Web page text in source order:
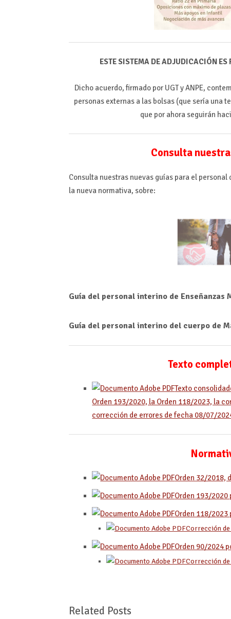
ESTE SISTEMA DE ADJUDICACIÓN ES
Dicho acuerdo, firmado por UGT y ANPE,
personas externas a las bolsas (que sería una
que por ahora seguirán
Consulta
Consulta nuestras nuevas guías para el
la nueva normativa, sobre:
Guía del personal interino de Enseñanzas
Guía del personal interino del cuerpo de
Texto
Texto
Orden 193/2020, la Orden 118/2023, la
corrección de errores de fecha 08/07/
Orden 32/2018,
Orden 193/2020
Orden 118/2023
Corrección de
Orden 90/2024
Corrección de
Related Posts